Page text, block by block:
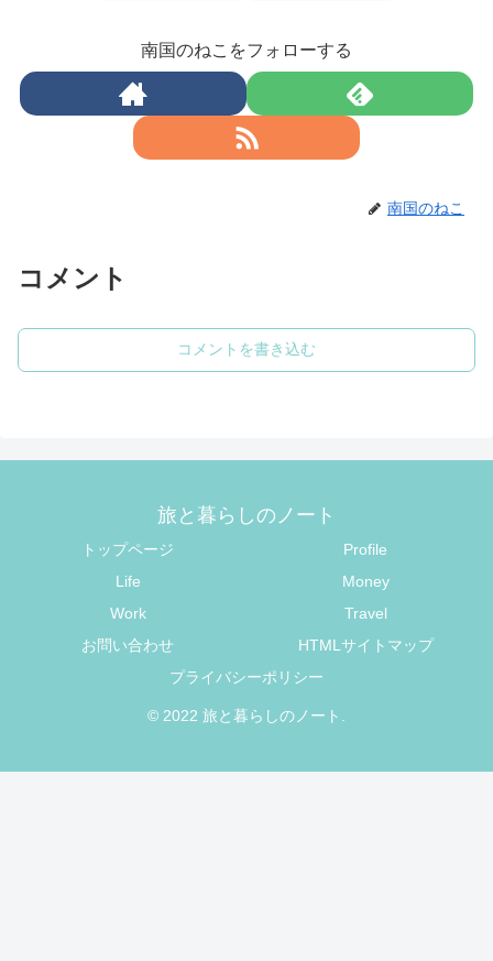
南国のねこをフォローする
南国のねこ
コメント
コメントを書き込む
旅と暮らしのノート
トップページ
Profile
Life
Money
Work
Travel
お問い合わせ
HTMLサイトマップ
プライバシーポリシー
© 2022 旅と暮らしのノート.